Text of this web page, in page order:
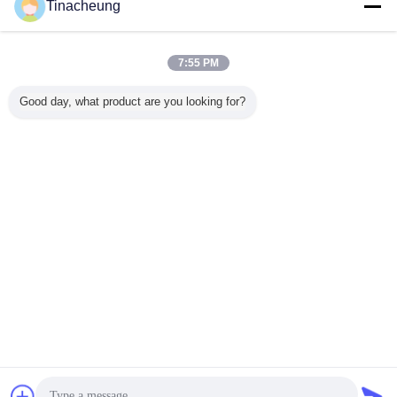
Tinacheung
7:55 PM
Good day, what product are you looking for?